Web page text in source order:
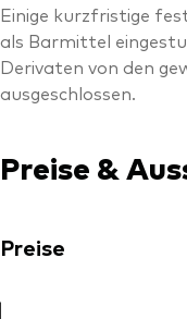
Einige kurzfristige
als Barmittel
Derivaten von den
ausgeschlossen.
Preise &
Preise